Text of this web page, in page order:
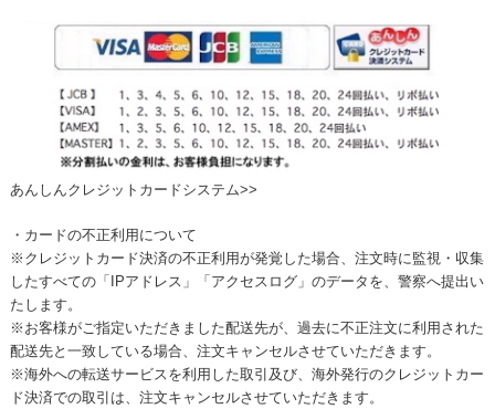
あんしんクレジットカードシステム>>
・カードの不正利用について
※クレジットカード決済の不正利用が発覚した場合、注文時に監視・収集
したすべての「IPアドレス」「アクセスログ」のデータを、警察へ提出い
たします。
※お客様がご指定いただきました配送先が、過去に不正注文に利用された
配送先と一致している場合、注文キャンセルさせていただきます。
※海外への転送サービスを利用した取引及び、海外発行のクレジットカー
ド決済での取引は、注文キャンセルさせていただきます。